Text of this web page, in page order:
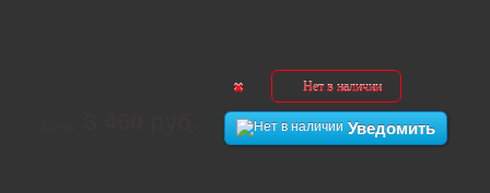
Нет в наличии
Уведомить